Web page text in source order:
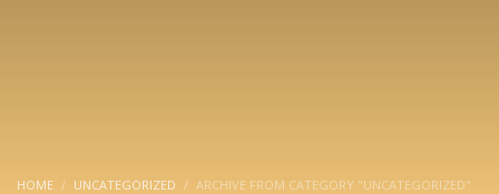
HOME UNCATEGORIZED ARCHIVE FROM CATEGORY "UNCATEGORIZED"